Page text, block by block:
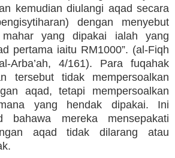
kemudian diulangi aqad secara
dengan menyebut
yang dipakai ialah yang
pertama iaitu RM1000”. (al-Fiqh
Arba’ah, 4/161). Para fuqahak
tersebut tidak mempersoalkan
aqad, tetapi mempersoalkan
yang hendak dipakai. Ini
bahawa mereka mensepakati
aqad tidak dilarang atau